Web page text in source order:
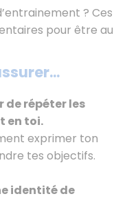
? Ces
pour être au
de répéter les
en toi.
exprimer ton
tes objectifs.
identité de